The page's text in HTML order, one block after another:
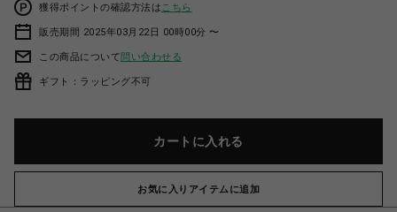
獲得ポイントの確認方法は こちら
販売期間 2025年03月22日 00時00分 〜
この商品について問い合わせる
ギフト：ラッピング不可
カートに入れる
お気に入りアイテムに追加